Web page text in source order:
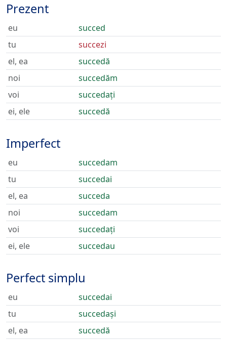
Prezent
eu
succed
tu
succezi
el, ea
succedă
noi
succedăm
voi
succedați
ei, ele
succedă
Imperfect
eu
succedam
tu
succedai
el, ea
succeda
noi
succedam
voi
succedați
ei, ele
succedau
Perfect simplu
eu
succedai
tu
succedași
el, ea
succedă